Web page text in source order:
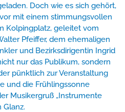
Doch wie es sich gehört,
mit einem stimmungsvollen
Kolpingplatz, geleitet vom
Pfeiffer, dem ehemaligen
und Bezirksdirigentin Ingrid
nur das Publikum, sondern
pünktlich zur Veranstaltung
und die Frühlingssonne
Musikergruß „Instrumente
Glanz.